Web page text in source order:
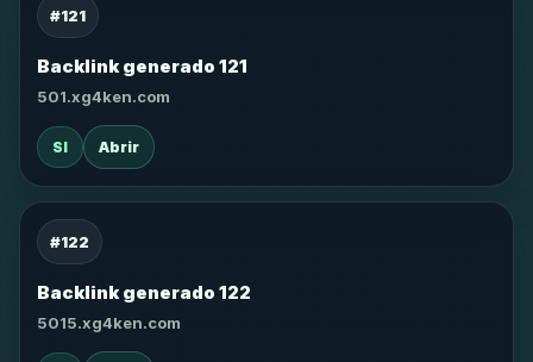
#121
Backlink generado 121
501.xg4ken.com
SI Abrir
#122
Backlink generado 122
5015.xg4ken.com